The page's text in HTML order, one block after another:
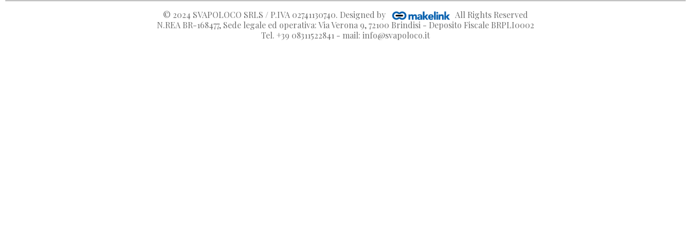
© 2024 SVAPOLOCO SRLS / P.IVA 02741130740. Designed by
All Rights Reserved
N.REA BR-168477, Sede legale ed operativa: Via Verona 9, 72100 Brindisi - Deposito Fiscale BRPLI0002
Tel. +39 08311522841 - mail: info@svapoloco.it